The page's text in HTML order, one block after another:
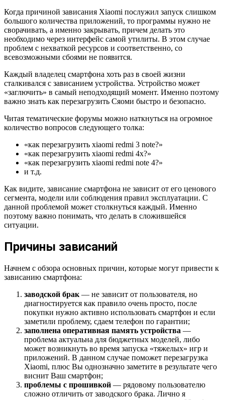
Когда причиной зависания Xiaomi послужил запуск слишком
большого количества приложений, то программы нужно не
сворачивать, а именно закрывать, причем делать это
необходимо через интерфейс самой утилиты. В этом случае
проблем с нехваткой ресурсов и соответственно, со
всевозможными сбоями не появится.
Каждый владелец смартфона хоть раз в своей жизни
сталкивался с зависанием устройства. Устройство может
«заглючить» в самый неподходящий момент. Именно поэтому
важно знать как перезагрузить Сяоми быстро и безопасно.
Читая тематические форумы можно наткнуться на огромное
количество вопросов следующего толка:
«как перезагрузить xiaomi redmi 3 note?»
«как перезагрузить xiaomi redmi 4x?»
«как перезагрузить xiaomi redmi note 4?»
и т.д.
Как видите, зависание смартфона не зависит от его ценового
сегмента, модели или соблюдения правил эксплуатации. С
данной проблемой может столкнуться каждый. Именно
поэтому важно понимать, что делать в сложившейся
ситуации.
Причины зависаний
Начнем с обзора основных причин, которые могут привести к
зависанию смартфона:
заводской брак — не зависит от пользователя, но
диагностируется как правило очень просто, после
покупки нужно активно использовать смартфон и если
заметили проблему, сдаем телефон по гарантии;
заполнена оперативная память устройства —
проблема актуальна для бюджетных моделей, либо
может возникнуть во время запуска «тяжелых» игр и
приложений. В данном случае поможет перезагрузка
Xiaomi, плюс Вы однозначно заметите в результате чего
виснит Ваш смартфон;
проблемы с прошивкой — рядовому пользователю
сложно отличить от заводского брака. Лично я